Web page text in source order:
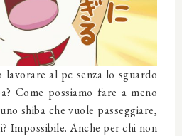
lavorare al pc senza lo sguardo
Come possiamo fare a meno
shiba che vuole passeggiare,
Impossibile. Anche per chi non